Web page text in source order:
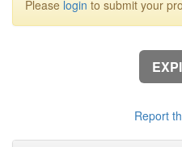
Please login to submit your
Report